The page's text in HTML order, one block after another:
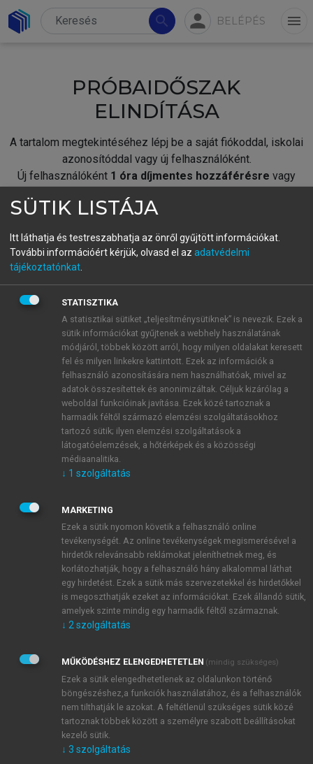
search person BELÉPÉS menu
PRÓBAIDŐSZAK
ELINDÍTÁSA
A tartalom megtekintéséhez lépj be a saját fiókoddal, iskolai
azonosítóddal vagy új felhasználóként.
Új felhasználóként 1 óra díjmentes hozzáférésre vagy
fiókoddal,vagy hozz létre új fiókot.
A regisztráció után apróbaidőszakautomatikusan
BELÉPÉS SAJÁT FIÓKKAL
ÚJ FIÓK LÉTREHOZÁSA
1 óra díjmentes hozzáférés
E-MAIL-CÍM
JELSZÓ
JELSZÓ ÚJRA
Kérek értesítést a MeRSZ újdonságairól, akcióiról.
Kérek értesítést az Akadémiai Kiadó Zrt. újdonságairól,
Adatkezelési tájékoztatóbanfoglaltakat tudomásul
veszem és elfogadom.
Általános vásárlási feltételeket, valamint a szotar.netés a
mersz.huoldalak licencszerződéseiben foglaltakat
tudomásul veszem és elfogadom.
KIPRÓBÁLOM
SÜTIK LISTÁJA
Itt láthatja és testreszabhatja az önről gyűjtött információkat.
További információért kérjük, olvasd el az adatvédelmi
tájékoztatónkat
STATISZTIKA
A statisztikai sütiket „teljesítménysütiknek” is nevezik. Ezek a
sütik információkat gyűjtenek a webhely használatának
módjáról, többek között arról, hogy milyen oldalakat keresett
fel és milyen linkekre kattintott. Ezek az információk a
felhasználó azonosítására nem használhatóak, mivel az
adatok összesítettek és anonimizáltak. Céljuk kizárólag a
weboldal funkcióinak javítása. Ezek közé tartoznak a
harmadik féltől származó elemzési szolgáltatásokhoz
tartozó sütik; ilyen elemzési szolgáltatások a
látogatóelemzések, a hőtérképek és a közösségi
médiaanalitika.
↓ 1 szolgáltatás
MARKETING
Ezek a sütik nyomon követik a felhasználó online
tevékenységét. Az online tevékenységek megismerésével a
hirdetők relevánsabb reklámokat jeleníthetnek meg, és
korlátozhatják, hogy a felhasználó hány alkalommal láthat
egy hirdetést. Ezek a sütik más szervezetekkel és hirdetőkkel
is megoszthatják ezeket az információkat. Ezek állandó sütik,
amelyek szinte mindig egy harmadik féltől származnak.
↓ 2 szolgáltatás
MŰKÖDÉSHEZ ELENGEDHETETLEN (mindig szükséges)
Ezek a sütik elengedhetetlenek az oldalunkon történő
böngészéshez,a funkciók használatához, és a felhasználók
nem tilthatják le azokat. A feltétlenül szükséges sütik közé
tartoznak többek között a személyre szabott beállításokat
kezelő sütik.
↓ 3 szolgáltatás